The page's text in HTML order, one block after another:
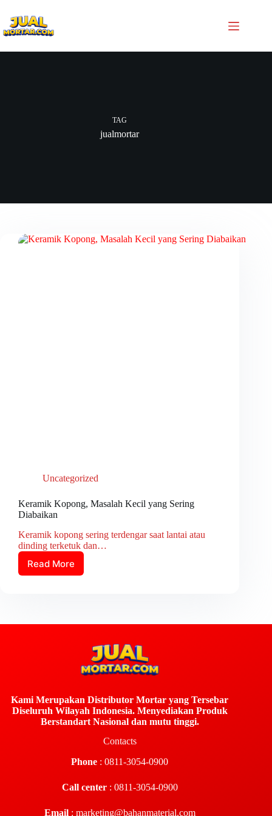
TAG
jualmortar
Uncategorized
Keramik Kopong, Masalah Kecil yang Sering
Diabaikan
Keramik kopong sering terdengar saat lantai atau
dinding terketuk dan…
Read More
Kami Merupakan Distributor Mortar yang Tersebar
Diseluruh Wilayah Indonesia. Menyediakan Produk
Berstandart Nasional dan mutu tinggi.
Contacts
Phone : 0811-3054-0900
Call center : 0811-3054-0900
Email: marketing@bahanmaterial.com